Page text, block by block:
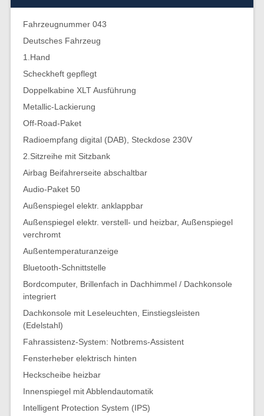
Fahrzeugnummer 043
Deutsches Fahrzeug
1.Hand
Scheckheft gepflegt
Doppelkabine XLT Ausführung
Metallic-Lackierung
Off-Road-Paket
Radioempfang digital (DAB), Steckdose 230V
2.Sitzreihe mit Sitzbank
Airbag Beifahrerseite abschaltbar
Audio-Paket 50
Außenspiegel elektr. anklappbar
Außenspiegel elektr. verstell- und heizbar, Außenspiegel
verchromt
Außentemperaturanzeige
Bluetooth-Schnittstelle
Bordcomputer, Brillenfach in Dachhimmel / Dachkonsole
integriert
Dachkonsole mit Leseleuchten, Einstiegsleisten
(Edelstahl)
Fahrassistenz-System: Notbrems-Assistent
Fensterheber elektrisch hinten
Heckscheibe heizbar
Innenspiegel mit Abblendautomatik
Intelligent Protection System (IPS)